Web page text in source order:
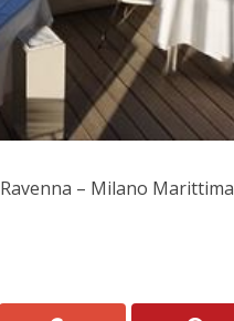
– Milano Marittima